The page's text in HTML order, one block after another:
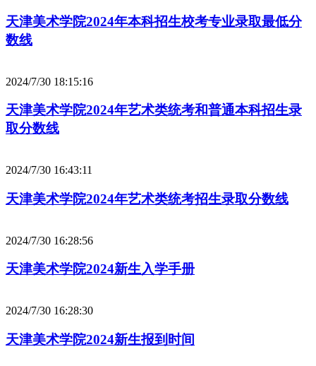
天津美术学院2024年本科招生校考专业录取最低分
数线
2024/7/30 18:15:16
天津美术学院2024年艺术类统考和普通本科招生录
取分数线
2024/7/30 16:43:11
天津美术学院2024年艺术类统考招生录取分数线
2024/7/30 16:28:56
天津美术学院2024新生入学手册
2024/7/30 16:28:30
天津美术学院2024新生报到时间